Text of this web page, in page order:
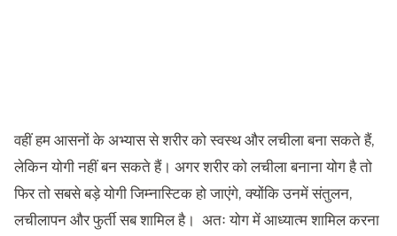
वहीं हम आसनों के अभ्यास से शरीर को स्वस्थ और लचीला बना सकते हैं,
लेकिन योगी नहीं बन सकते हैं। अगर शरीर को लचीला बनाना योग है तो
फिर तो सबसे बड़े योगी जिम्नास्टिक हो जाएंगे, क्योंकि उनमें संतुलन,
लचीलापन और फुर्ती सब शामिल है। अतः योग में आध्यात्म शामिल करना